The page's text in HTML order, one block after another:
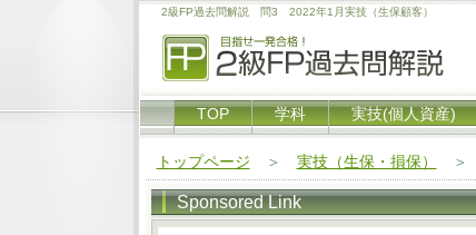
2級FP過去問解説 問3 2022年1月実技（生保顧客）
TOP 学科 実技(個人資産)
トップページ ＞ 実技（生保・損保） ＞
Sponsored Link